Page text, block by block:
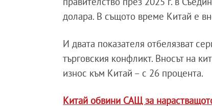
долара. В същото време Китай е
И двата показателя отбелязват
търговския конфликт. Вносът на
износ към Китай – с 26 процента.
Китай обвини САЩ за